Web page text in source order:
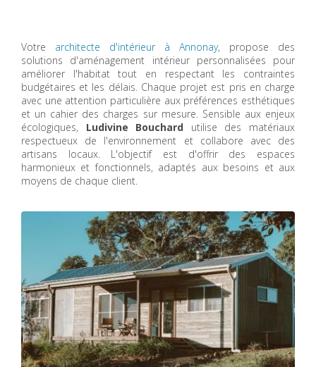
Votre architecte d'intérieur à Annonay, propose des
solutions d'aménagement intérieur personnalisées pour
améliorer l'habitat tout en respectant les contraintes
budgétaires et les délais. Chaque projet est pris en charge
avec une attention particulière aux préférences esthétiques
et un cahier des charges sur mesure. Sensible aux enjeux
écologiques, Ludivine Bouchard utilise des matériaux
respectueux de l'environnement et collabore avec des
artisans locaux. L'objectif est d'offrir des espaces
harmonieux et fonctionnels, adaptés aux besoins et aux
moyens de chaque client.